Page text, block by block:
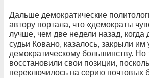
Дальше демократические
автору портала, что «демократы
лучше, чем две недели назад, когда
судьи Ковано, казалось, закрыли им
демократическому большинству. Но
восстановили свои позиции,
переключилось на серию почтовых